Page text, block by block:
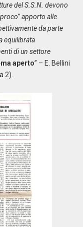
del S.S.N. devono
apporto alle
da parte
equilibrata
di un settore
aperto” – E. Bellini
2).